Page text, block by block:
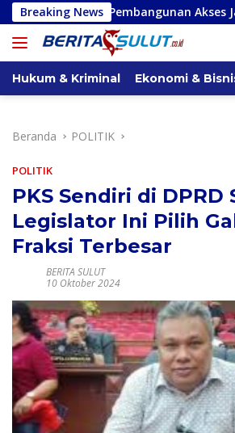
Langsung
ke
konten
Breaking NewsAkses Jalan di Tandengan I
Hukum & Kriminal Ekonomi &
Beranda POLITIK
POLITIK
PKS Sendiri di DPRD
Legislator Ini Pilih
Fraksi Terbesar
BERITA SULUT
10 Oktober 2024